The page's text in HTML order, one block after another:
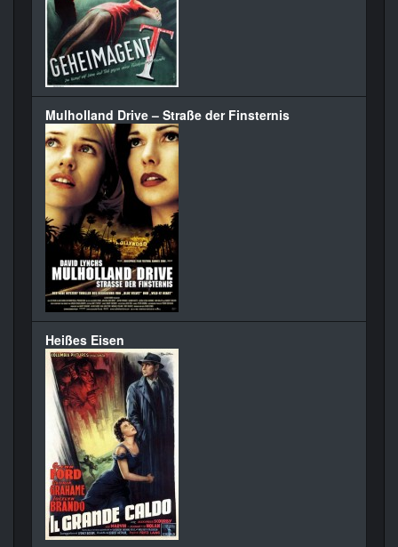
Mulholland Drive – Straße der Finsternis
Heißes Eisen